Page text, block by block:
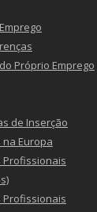
Próprio Emprego
de Inserção
na Europa
Profissionais
Profissionais